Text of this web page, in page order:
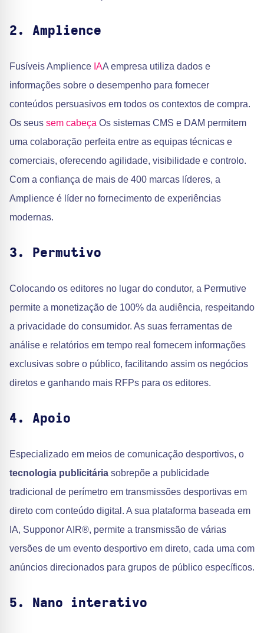
2. Amplience
Fusíveis Amplience IAA empresa utiliza dados e
informações sobre o desempenho para fornecer
conteúdos persuasivos em todos os contextos de compra.
Os seus sem cabeça Os sistemas CMS e DAM permitem
uma colaboração perfeita entre as equipas técnicas e
comerciais, oferecendo agilidade, visibilidade e controlo.
Com a confiança de mais de 400 marcas líderes, a
Amplience é líder no fornecimento de experiências
modernas.
3. Permutivo
Colocando os editores no lugar do condutor, a Permutive
permite a monetização de 100% da audiência, respeitando
a privacidade do consumidor. As suas ferramentas de
análise e relatórios em tempo real fornecem informações
exclusivas sobre o público, facilitando assim os negócios
diretos e ganhando mais RFPs para os editores.
4. Apoio
Especializado em meios de comunicação desportivos, o
tecnologia publicitária sobrepõe a publicidade
tradicional de perímetro em transmissões desportivas em
direto com conteúdo digital. A sua plataforma baseada em
IA, Supponor AIR®, permite a transmissão de várias
versões de um evento desportivo em direto, cada uma com
anúncios direcionados para grupos de público específicos.
5. Nano interativo